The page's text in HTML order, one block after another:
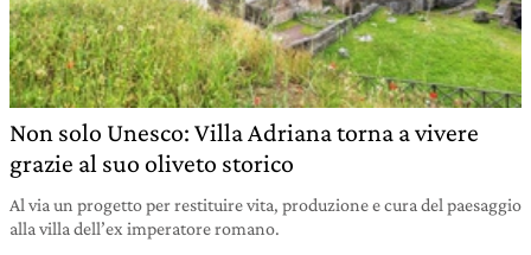
Non solo Unesco: Villa Adriana torna a vivere
grazie al suo oliveto storico
Al via un progetto per restituire vita, produzione e cura del paesaggio
alla villa dell’ex imperatore romano.